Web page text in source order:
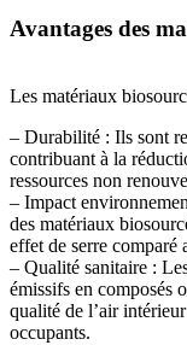
Avantages des
Les matériaux
– Durabilité : Ils sont
contribuant à la
ressources non
– Impact
des matériaux
effet de serre comparé
– Qualité sanitaire :
émissifs en composés
qualité de l’air
occupants.